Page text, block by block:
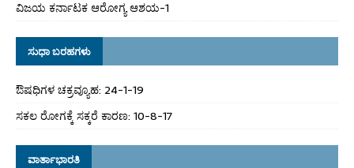
ವಿಜಯ ಕರ್ನಾಟಕ ಆರೋಗ್ಯ ಆಶಯ-1
ಸುಧಾ ಬರಹಗಳು
ಔಷಧಿಗಳ ಚಕ್ರವ್ಯೂಹ: 24-1-19
ಸಕಲ ರೋಗಕ್ಕೆ ಸಕ್ಕರೆ ಕಾರಣ: 10-8-17
ವಾರ್ತಾಭಾರತಿ